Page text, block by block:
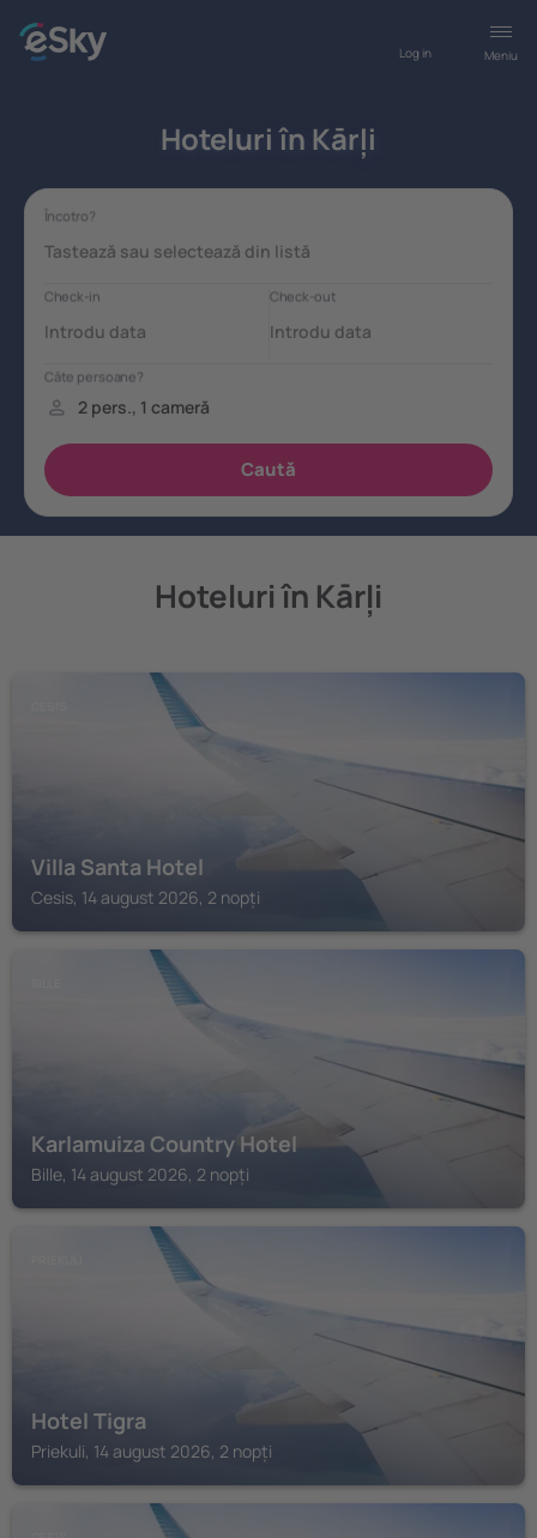
Meniu
Log in
Hoteluri în Kārļi
Hoteluri în Kārļi
Villa Santa Hotel
Cesis, 14 august 2026, 2 nopți
Karlamuiza Country Hotel
Bille, 14 august 2026, 2 nopți
Hotel Tigra
Priekuli, 14 august 2026, 2 nopți